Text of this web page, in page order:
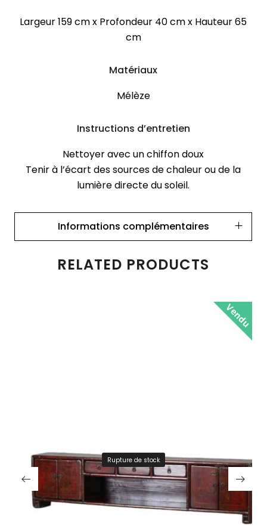
Largeur 159 cm x Profondeur 40 cm x Hauteur 65
cm
Matériaux
Mélèze
Instructions d’entretien
Nettoyer avec un chiffon doux
Tenir à l’écart des sources de chaleur ou de la
lumière directe du soleil.
Informations complémentaires
RELATED PRODUCTS
Vendu
Rupture de stock